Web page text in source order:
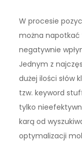
W procesie
można napotkać
negatywnie
Jednym z
dużej ilości słów
tzw. keyword
tylko
karą od
optymalizacji